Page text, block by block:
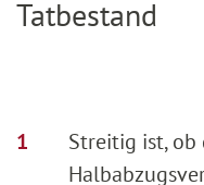
Tatbestand
Streitig ist, ob